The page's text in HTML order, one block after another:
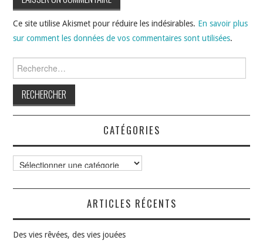
Ce site utilise Akismet pour réduire les indésirables. En savoir plus
sur comment les données de vos commentaires sont utilisées.
Rechercher :
CATÉGORIES
Catégories
ARTICLES RÉCENTS
Des vies rêvées, des vies jouées